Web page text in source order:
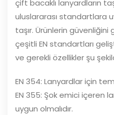
çift bacaklı lanyardların
uluslararası standartlara
taşır. Ürünlerin
çeşitli EN standartları
ve gerekli özellikler şu
EN 354: Lanyardlar için
EN 355: Şok emici içeren
uygun olmalıdır.